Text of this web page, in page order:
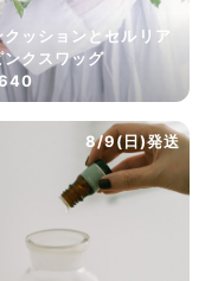
クッションとセルリア
ンクスワッグ
8/9(日)発送